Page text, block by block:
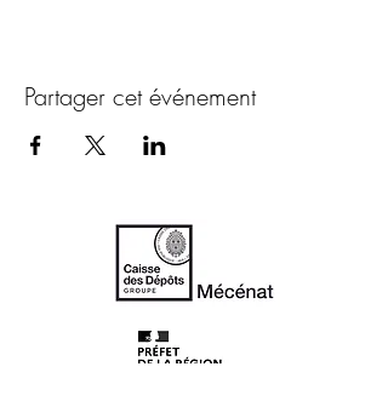
Partager cet événement